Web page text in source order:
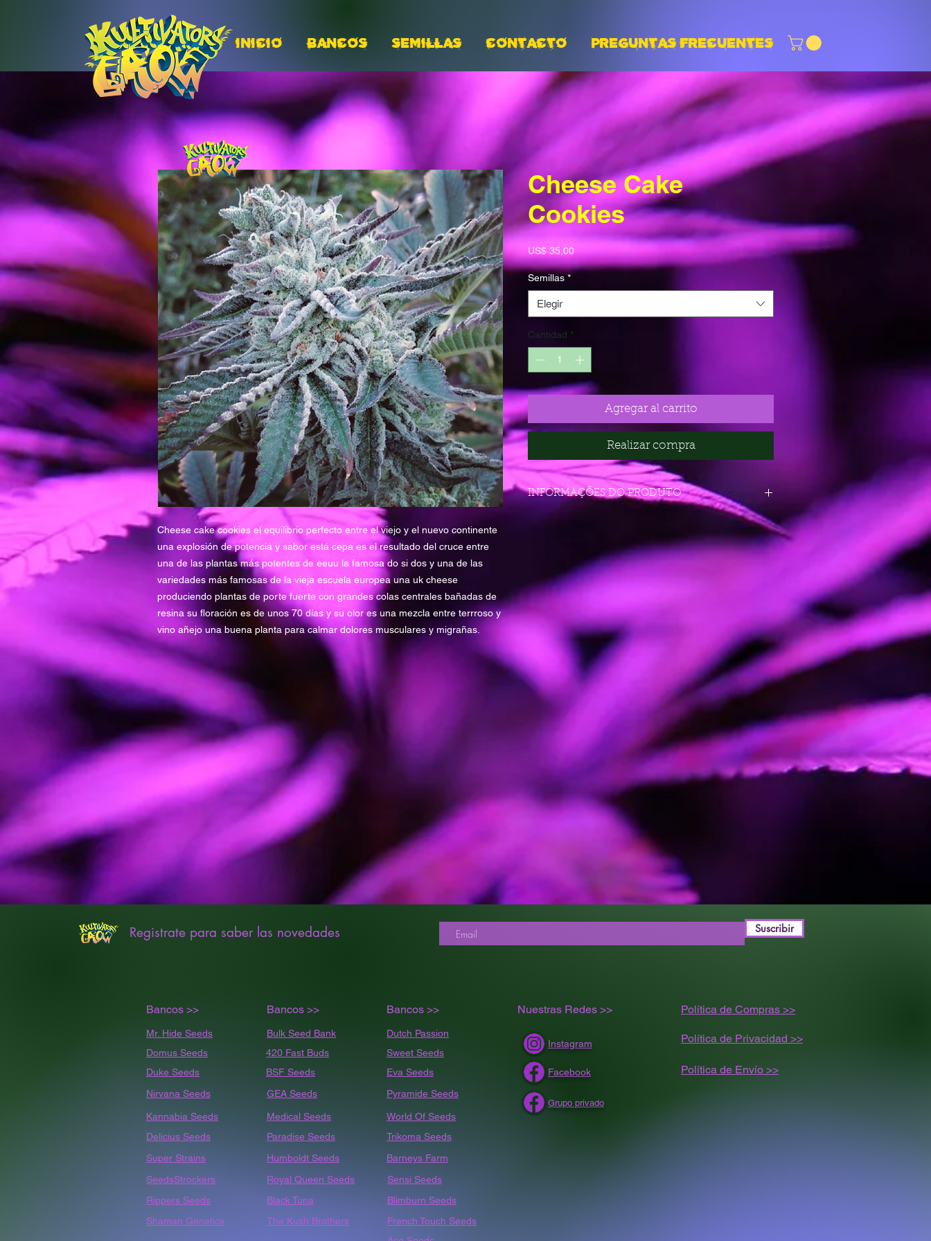
INICIO BANCOS Semillas CONTACTO PREGUNTAS FRECUENTES
Cheese cake cookies el equilibrio perfecto entre el viejo y el nuevo continente
una explosión de potencia y sabor está cepa es el resultado del cruce entre
una de las plantas más potentes de eeuu la famosa do si dos y una de las
variedades más famosas de la vieja escuela europea una uk cheese
produciendo plantas de porte fuerte con grandes colas centrales bañadas de
resina su floración es de unos 70 días y su olor es una mezcla entre terrroso y
vino añejo una buena planta para calmar dolores musculares y migrañas.
Cheese Cake
Cookies
US$ 35,00Precio
Semillas *
Elegir
Cantidad *
Agregar al carrito
Realizar compra
INFORMAÇÕES DO PRODUTO
Dosidoss x
UK Cheese.
Cosecha Interior:
semanas.
Cosecha
Exterior:
Principios de
Octubre.
Producción
Interior:
Producción
Exterior:700gr.|planta.
Registrate para saber las novedades Suscribir
Bancos >> Bancos >> Bancos >> Nuestras Redes >> Política de Compras >>
Mr. Hide Seeds
Domus Seeds
Duke Seeds
Nirvana Seeds
Kannabia Seeds
Delicius Seeds
Super Strains
SeedsStrockers
Rippers Seeds
Shaman Genetics
Bulk Seed Bank
420 Fast Buds
BSF Seeds
GEA Seeds
Medical Seeds
Paradise Seeds
Humboldt Seeds
Royal Queen Seeds
Black Tuna
The Kush Brothers
Dutch Passion
Sweet Seeds
Eva Seeds
Pyramide Seeds
World Of Seeds
Trikoma Seeds
Barneys Farm
Sensi Seeds
Blimburn Seeds
French Touch Seeds
Instagram
Facebook
Grupo privado
Política de Privacidad >>
Política de Envío >>